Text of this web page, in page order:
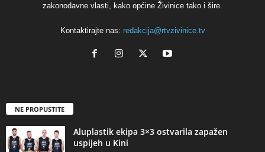
zakonodavne vlasti, kako općine Živinice tako i šire.
Kontaktirajte nas: redakcija@rtvzivinice.tv
NE PROPUSTITE
Aluplastik ekipa 3×3 ostvarila zapažen
uspijeh u Kini